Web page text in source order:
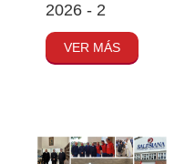
2026 - 2
VER MÁS